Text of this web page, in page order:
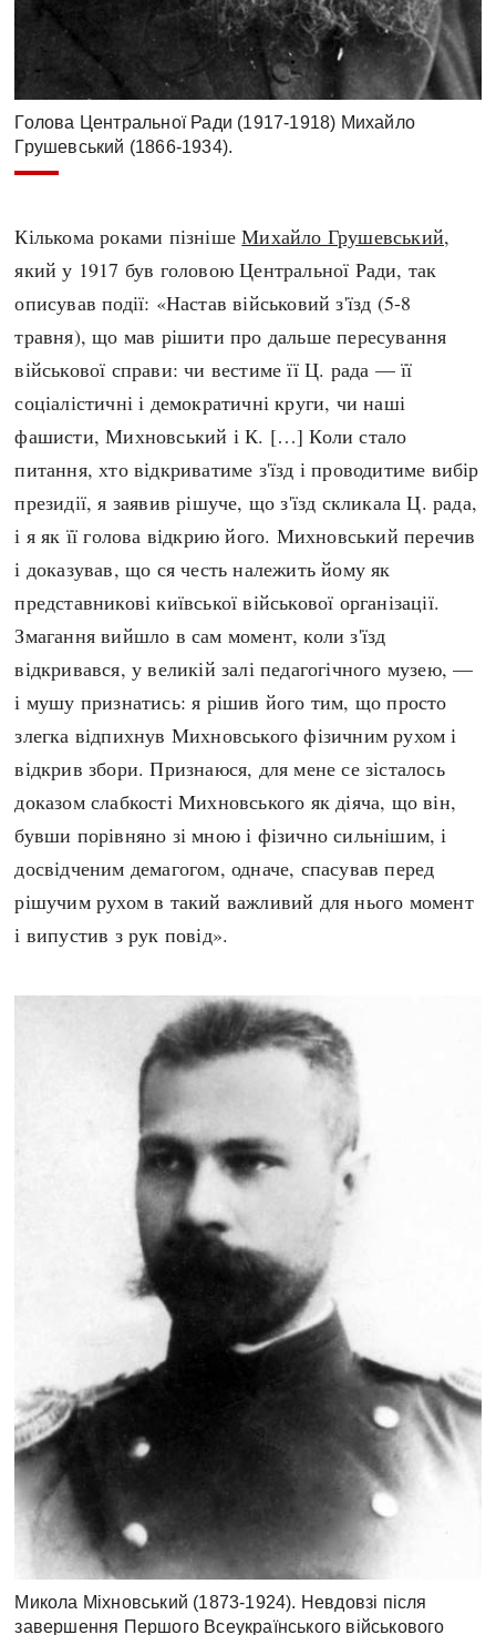
Голова Центральної Ради (1917-1918) Михайло
Грушевський (1866-1934).
Кількома роками пізнішеМихайло Грушевський,
який у 1917 був головою Центральної Ради, так
описував події: «Настав військовий з'їзд (5-8
травня), що мав рішити про дальше пересування
військової справи: чи вестиме її Ц. рада — її
соціалістичні і демократичні круги, чи наші
фашисти, Михновський і К. […] Коли стало
питання, хто відкриватиме з'їзд і проводитиме вибір
президії, я заявив рішуче, що з'їзд скликала Ц. рада,
і я як її голова відкрию його. Михновський перечив
і доказував, що ся честь належить йому як
представникові київської військової організації.
Змагання вийшло в сам момент, коли з'їзд
відкривався, у великій залі педагогічного музею, —
і мушу признатись: я рішив його тим, що просто
злегка відпихнув Михновського фізичним рухом і
відкрив збори. Признаюся, для мене се зісталось
доказом слабкості Михновського як діяча, що він,
бувши порівняно зі мною і фізично сильнішим, і
досвідченим демагогом, одначе, спасував перед
рішучим рухом в такий важливий для нього момент
і випустив з рук повід».
Микола Міхновський (1873-1924). Невдовзі після
завершення Першого Всеукраїнського військового